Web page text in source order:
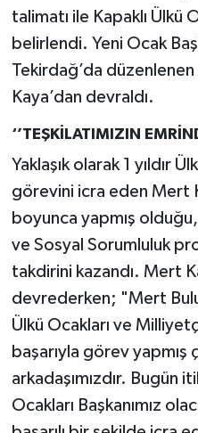
talimatı ile Kapaklı Ülkü
belirlendi. Yeni Ocak
Tekirdağ’da
Kaya’dan devraldı.
‘’TEŞKİLATIMIZIN
Yaklaşık olarak 1 yıldır
görevini icra eden Mert
boyunca yapmış
ve Sosyal Sorumluluk
takdirini kazandı. Mert
devrederken; "Mert
Ülkü Ocakları ve
başarıyla görev
arkadaşımızdır. Bugün
Ocakları Başkanımız